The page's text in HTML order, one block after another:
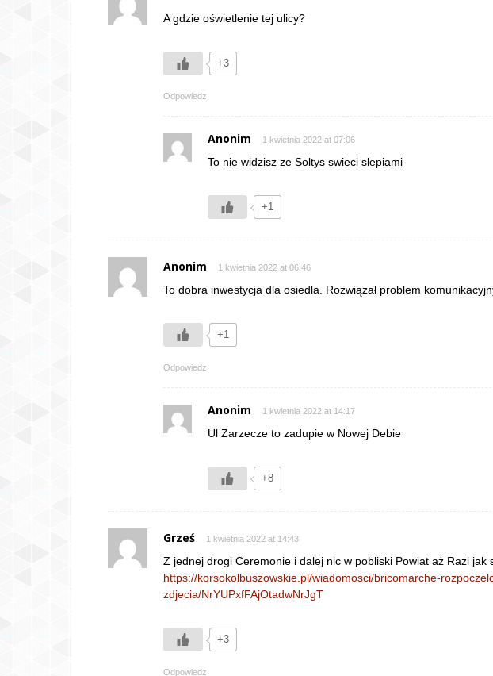
A gdzie oświetlenie tej ulicy?
+3
Odpowiedz
Anonim 1 kwietnia 2022 at 07:06
To nie widzisz ze Soltys swieci slepiami
+1
Anonim 1 kwietnia 2022 at 06:46
To dobra inwestycja dla osiedla. Rozwiązał problem
+1
Odpowiedz
Anonim 1 kwietnia 2022 at 14:17
Ul Zarzecze to zadupie w Nowej Debie
+8
Grześ 1 kwietnia 2022 at 14:43
Z jednej drogi Ceremonie i dalej nic w pobliski Powiat aż Razi jak
https://korsokolbuszowskie.pl/wiadomosci/bricomarche-
zdjecia/NrYUPxfFAjOtadwNrJgT
+3
Odpowiedz